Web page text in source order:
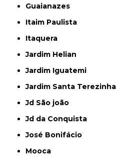
Guaianazes
Itaim Paulista
Itaquera
Jardim Helian
Jardim Iguatemi
Jardim Santa Terezinha
Jd São joão
Jd da Conquista
José Bonifácio
Mooca